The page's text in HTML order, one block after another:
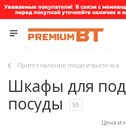
Приготовление пищи и выпечка
Шкафы для
посуды
55
Цена и